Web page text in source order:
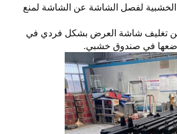
الخشبية لفصل الشاشة عن الشاشة لمنع
يمكن تغليف شاشة العرض بشكل فردي في
في صندوق خشبي.